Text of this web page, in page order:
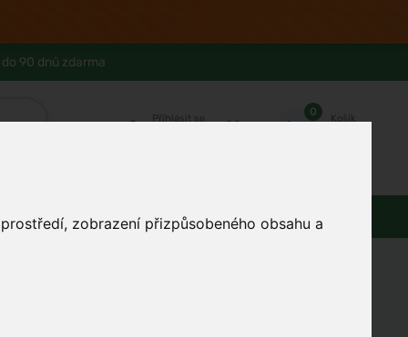
zobrazení přizpůsobeného obsahu a
90 dnů zdarma
Přihlásit se
0
Košík
Domácnost Dárky Obuv / oblečení